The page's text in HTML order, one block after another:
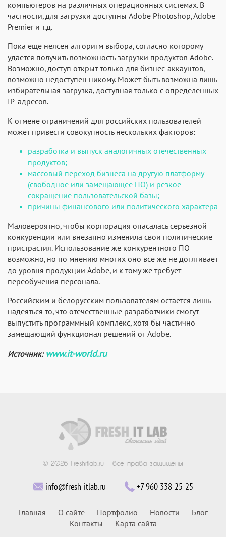
компьютеров на различных операционных системах. В
частности, для загрузки доступны Adobe Photoshop, Adobe
Premier и т.д.
Пока еще неясен алгоритм выбора, согласно которому
удается получить возможность загрузки продуктов Adobe.
Возможно, доступ открыт только для бизнес-аккаунтов,
возможно недоступен никому. Может быть возможна лишь
избирательная загрузка, доступная только с определенных
IP-адресов.
К отмене ограничений для российских пользователей
может привести совокупность нескольких факторов:
разработка и выпуск аналогичных отечественных
продуктов;
массовый переход бизнеса на другую платформу
(свободное или замещающее ПО) и резкое
сокращение пользовательской базы;
причины финансового или политического характера
Маловероятно, чтобы корпорация опасалась серьезной
конкуренции или внезапно изменила свои политические
пристрастия. Использование же конкурентного ПО
возможно, но по мнению многих оно все же не дотягивает
до уровня продукции Adobe, и к тому же требует
переобучения персонала.
Российским и белорусским пользователям остается лишь
надеяться то, что отечественные разработчики смогут
выпустить программный комплекс, хотя бы частично
замещающий функционал решений от Adobe.
Источник: www.it-world.ru
© 2026 Freshitlab.ru - все права защищены
info@fresh-itlab.ru +7 960 338-25-25
Главная О сайте Портфолио Новости
Блог
Контакты
Карта сайта